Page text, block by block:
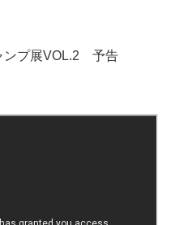
ンプ展VOL.2 予告